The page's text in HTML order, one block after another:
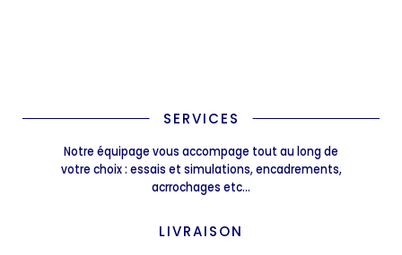
SERVICES
Notre équipage vous accompage tout au long de
votre choix : essais et simulations, encadrements,
acrrochages etc...
LIVRAISON